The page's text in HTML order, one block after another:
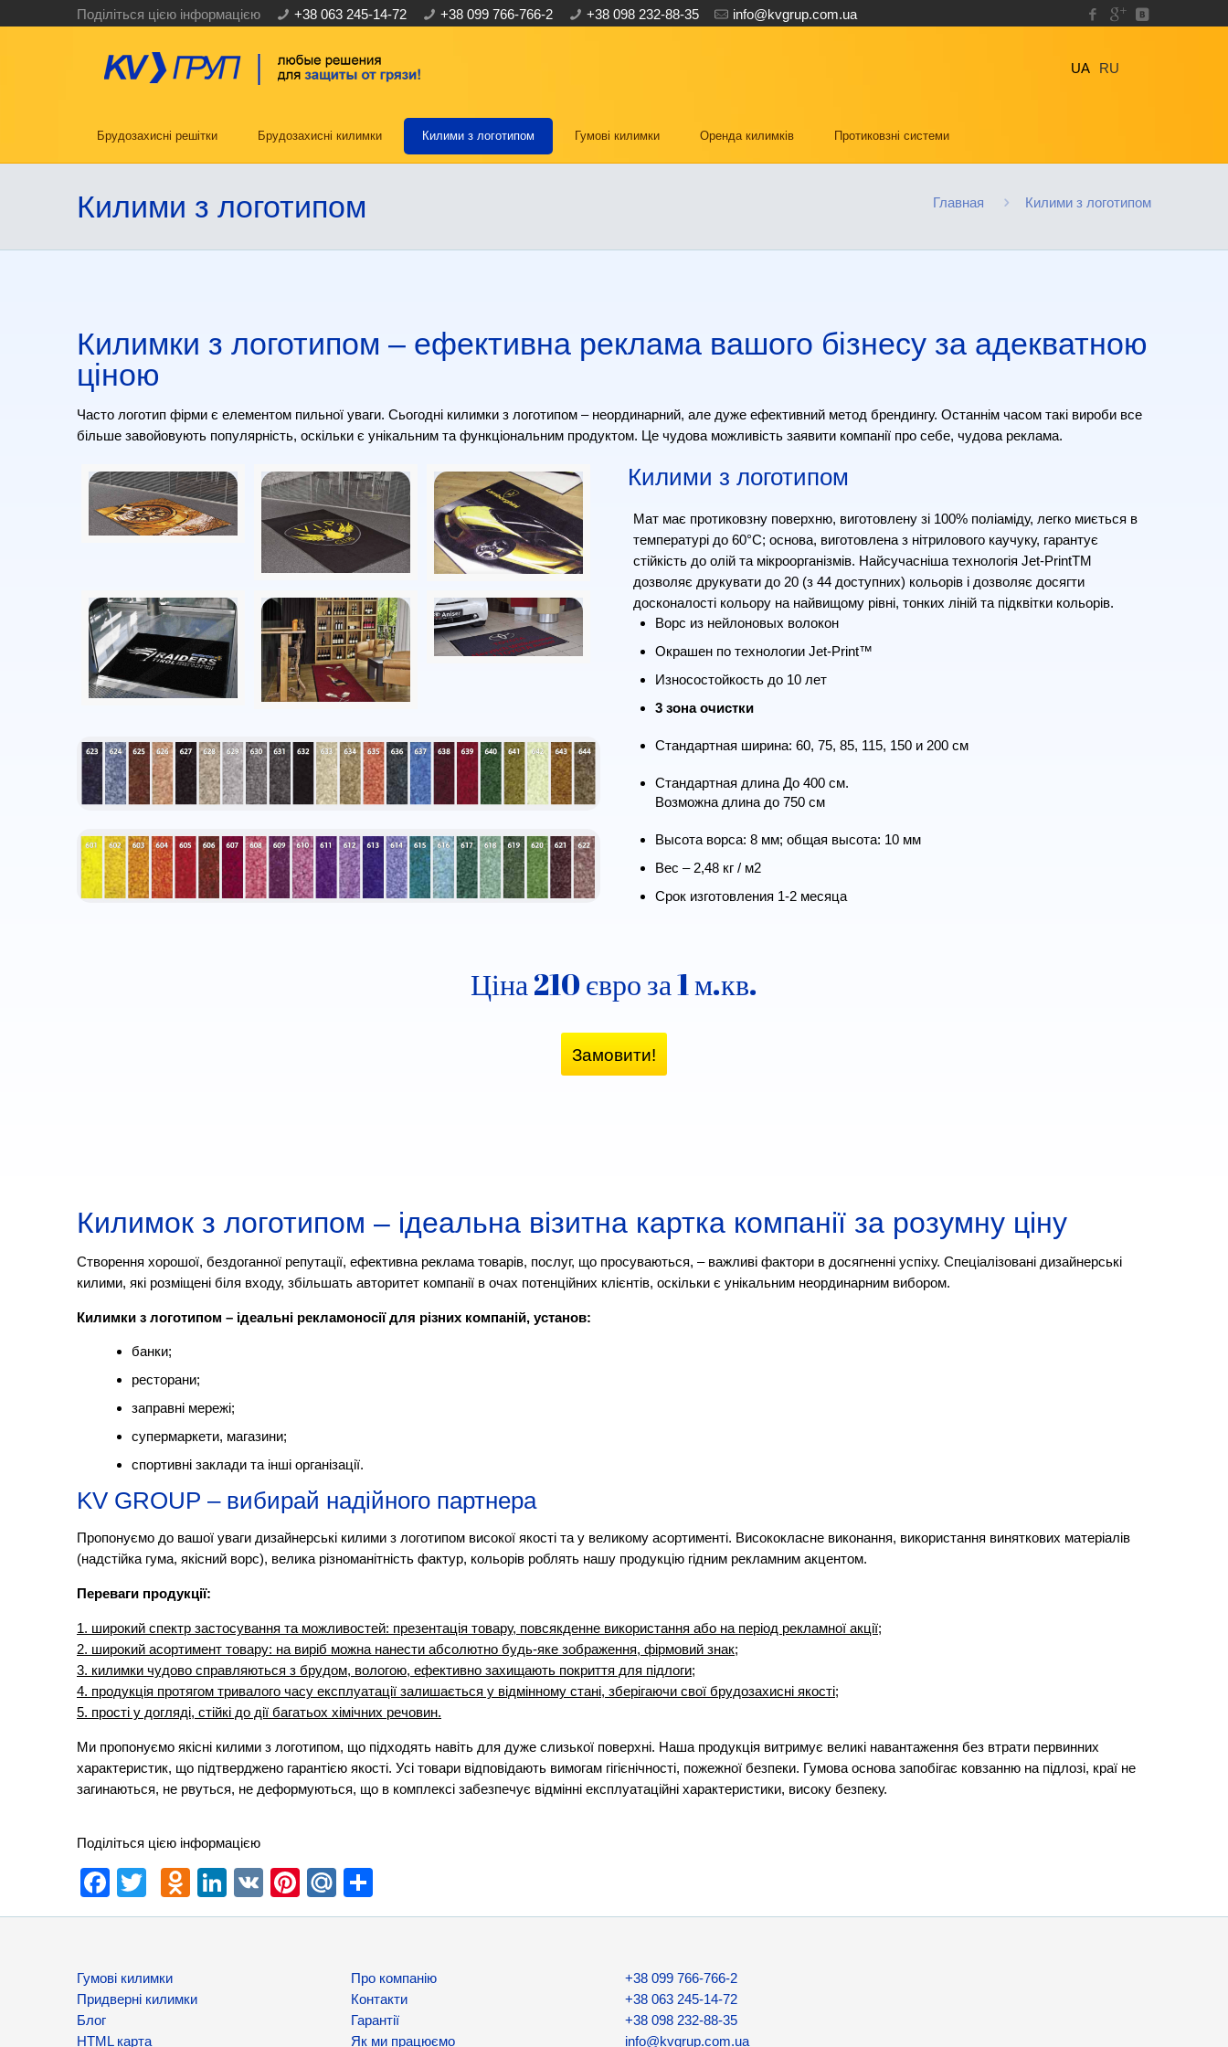
Поділіться цією інформацією +38 063 245-14-72 +38 099 766-766-2 +38 098 232-88-35 info@kvgrup.com.ua
UA RU
Брудозахисні решітки Брудозахисні килимки Килими з логотипом Гумові килимки Оренда килимків Протиковзні системи
Килими з логотипом Главная Килими з логотипом
Килимки з логотипом – ефективна реклама вашого бізнесу за адекватною
ціною
Часто логотип фірми є елементом пильної уваги. Сьогодні килимки з логотипом – неординарний, але дуже ефективний метод брендингу. Останнім часом такі вироби все
більше завойовують популярність, оскільки є унікальним та функціональним продуктом. Це чудова можливість заявити компанії про себе, чудова реклама.
Килими з логотипом
Мат має протиковзну поверхню, виготовлену зі 100% поліаміду, легко миється в
температурі до 60°C; основа, виготовлена з нітрилового каучуку, гарантує
стійкість до олій та мікроорганізмів. Найсучасніша технологія Jet-PrintTM
дозволяє друкувати до 20 (з 44 доступних) кольорів і дозволяє досягти
досконалості кольору на найвищому рівні, тонких ліній та підквітки кольорів.
Ворс из нейлоновых волокон
Окрашен по технологии Jet-Print™
Износостойкость до 10 лет
3 зона очистки
Стандартная ширина: 60, 75, 85, 115, 150 и 200 см
Стандартная длина До 400 см.
Возможна длина до 750 см
Высота ворса: 8 мм; общая высота: 10 мм
Вес – 2,48 кг / м2
Срок изготовления 1-2 месяца
Ціна 210 євро за 1 м.кв.
Замовити!
Килимок з логотипом – ідеальна візитна картка компанії за розумну ціну
Створення хорошої, бездоганної репутації, ефективна реклама товарів, послуг, що просуваються, – важливі фактори в досягненні успіху. Спеціалізовані дизайнерські
килими, які розміщені біля входу, збільшать авторитет компанії в очах потенційних клієнтів, оскільки є унікальним неординарним вибором.
Килимки з логотипом – ідеальні рекламоносії для різних компаній, установ:
банки;
ресторани;
заправні мережі;
супермаркети, магазини;
спортивні заклади та інші організації.
KV GROUP – вибирай надійного партнера
Пропонуємо до вашої уваги дизайнерські килими з логотипом високої якості та у великому асортименті. Висококласне виконання, використання виняткових матеріалів
(надстійка гума, якісний ворс), велика різноманітність фактур, кольорів роблять нашу продукцію гідним рекламним акцентом.
Переваги продукції:
1. широкий спектр застосування та можливостей: презентація товару, повсякденне використання або на період рекламної акції;
2. широкий асортимент товару: на виріб можна нанести абсолютно будь-яке зображення, фірмовий знак;
3. килимки чудово справляються з брудом, вологою, ефективно захищають покриття для підлоги;
4. продукція протягом тривалого часу експлуатації залишається у відмінному стані, зберігаючи свої брудозахисні якості;
5. прості у догляді, стійкі до дії багатьох хімічних речовин.
Ми пропонуємо якісні килими з логотипом, що підходять навіть для дуже слизької поверхні. Наша продукція витримує великі навантаження без втрати первинних
характеристик, що підтверджено гарантією якості. Усі товари відповідають вимогам гігієнічності, пожежної безпеки. Гумова основа запобігає ковзанню на підлозі, краї не
загинаються, не рвуться, не деформуються, що в комплексі забезпечує відмінні експлуатаційні характеристики, високу безпеку.
Поділіться цією інформацією
Facebook
TwitterOdnoklassniki
LinkedIn
VK Pinterest
Mail.Ru
Гумові килимки
Придверні килимки
Блог
HTML карта
Про компанію
Контакти
Гарантії
Як ми працюємо
+38 099 766-766-2
+38 063 245-14-72
+38 098 232-88-35
info@kvgrup.com.ua